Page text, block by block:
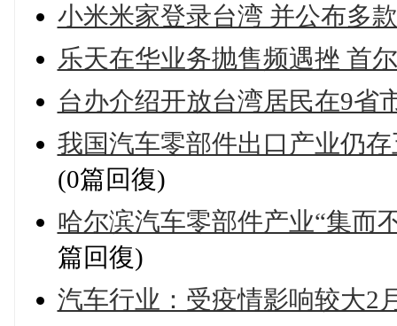
小米米家登录台湾 并公布多
乐天在华业务抛售频遇挫 首
台办介绍开放台湾居民在9省
我国汽车零部件出口产业仍
(0篇回復)
哈尔滨汽车零部件产业“集而
篇回復)
汽车行业：受疫情影响较大2